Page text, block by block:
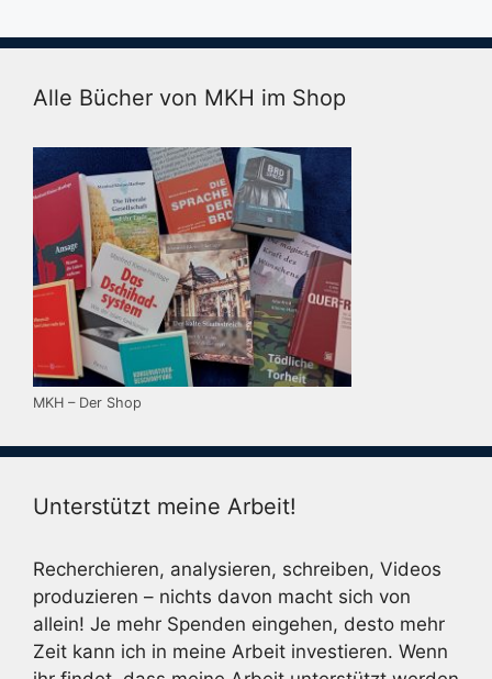
Alle Bücher von MKH im Shop
MKH – Der Shop
Unterstützt meine Arbeit!
Recherchieren, analysieren, schreiben, Videos
produzieren – nichts davon macht sich von
allein! Je mehr Spenden eingehen, desto mehr
Zeit kann ich in meine Arbeit investieren. Wenn